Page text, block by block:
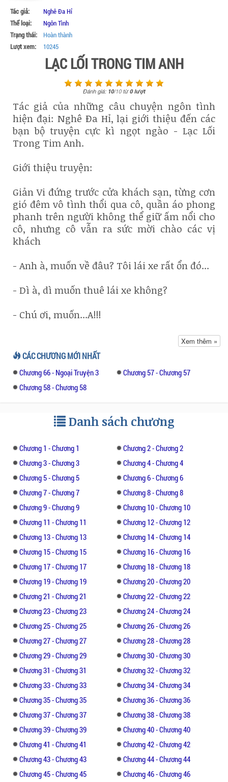
Tác giả:
Nghê Đa Hỉ
Thể loại:
Ngôn Tình
Trạng thái:
Hoàn thành
Lượt xem:
10245
LẠC LỐI TRONG TIM ANH
Đánh giá: 10/10từ0lượt
Tác giả của những câu chuyện ngôn tình
hiện đại: Nghê Đa Hỉ, lại giới thiệu đến các
bạn bộ truyện cực kì ngọt ngào - Lạc Lối
Trong Tim Anh.
Giới thiệu truyện:
Giản Vi đứng trước cửa khách sạn, từng cơn
gió đêm vô tình thổi qua cô, quần áo phong
phanh trên người không thể giữ ấm nổi cho
cô, nhưng cô vẫn ra sức mời chào các vị
khách
- Anh à, muốn về đâu? Tôi lái xe rất ổn đó...
- Dì à, dì muốn thuê lái xe không?
- Chú ơi, muốn...A!!!
Câu nói của Giản Vi chưa kịp xong thì đột
nhiên bị một lực đẩy mạnh từ sau lưng
khiến cô loạng choạng. May sao cơ thể gầy
yếu của cô vẫn có thể đứng vững, chưa bị té
ngã.
Cô mau chóng ổn định thân hình, ấn đường
khẽ nhíu lại, liền thấy mấy người đàn ông
ăn tươi nuốt sống. Mấy người đàn ông đó cô
đều biết, họ cũng là những người lái xe thuê
giống cô. Trong đó có 1 tên vạm vỡ mặt
không nén nổi tức giận chỉ vào cô mà quát
lớn:
- Tiểu nha đầu, không hiểu quy củ giang hồ
có phải không, cố tình muốn chiếm hết
người sao?
Xem thêm »
CÁC CHƯƠNG MỚI NHẤT
Chương 66 - Ngoại Truyện 3
Chương 57 - Chương 57
Chương 58 - Chương 58
Danh sách chương
Chương 1 - Chương 1
Chương 2 - Chương 2
Chương 3 - Chương 3
Chương 4 - Chương 4
Chương 5 - Chương 5
Chương 6 - Chương 6
Chương 7 - Chương 7
Chương 8 - Chương 8
Chương 9 - Chương 9
Chương 10 - Chương 10
Chương 11 - Chương 11
Chương 12 - Chương 12
Chương 13 - Chương 13
Chương 14 - Chương 14
Chương 15 - Chương 15
Chương 16 - Chương 16
Chương 17 - Chương 17
Chương 18 - Chương 18
Chương 19 - Chương 19
Chương 20 - Chương 20
Chương 21 - Chương 21
Chương 22 - Chương 22
Chương 23 - Chương 23
Chương 24 - Chương 24
Chương 25 - Chương 25
Chương 26 - Chương 26
Chương 27 - Chương 27
Chương 28 - Chương 28
Chương 29 - Chương 29
Chương 30 - Chương 30
Chương 31 - Chương 31
Chương 32 - Chương 32
Chương 33 - Chương 33
Chương 34 - Chương 34
Chương 35 - Chương 35
Chương 36 - Chương 36
Chương 37 - Chương 37
Chương 38 - Chương 38
Chương 39 - Chương 39
Chương 40 - Chương 40
Chương 41 - Chương 41
Chương 42 - Chương 42
Chương 43 - Chương 43
Chương 44 - Chương 44
Chương 45 - Chương 45
Chương 46 - Chương 46